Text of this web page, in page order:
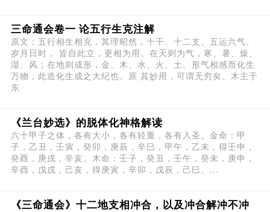
三命通会卷一 论五行生克注解
原文：五行相生相克，其理昭然，十干、十二支、五运六气、
岁月日时， 皆自此立，更相为用。在天则为气，寒、暑、燥、
湿、风；在地则成形，金、木、水、火、土。形气相感而化生
万物，此造化生成之大纪也。原 其妙用，可谓无穷矣。木主于
东
《兰台妙选》的脱体化神格解读
六十甲子之体，各有大小，各有轻重，各有入圣。金命：甲
子，乙丑，壬寅，癸卯，庚辰，辛巳，甲午，乙未，得壬申，
癸酉，庚戌，辛亥。木命：壬子，癸丑，壬午，癸未，庚申，
辛酉，戊戌，己亥，得庚寅，辛卯，戊辰，己巳。...
《三命通会》十二地支相冲合，以及冲合解冲不冲